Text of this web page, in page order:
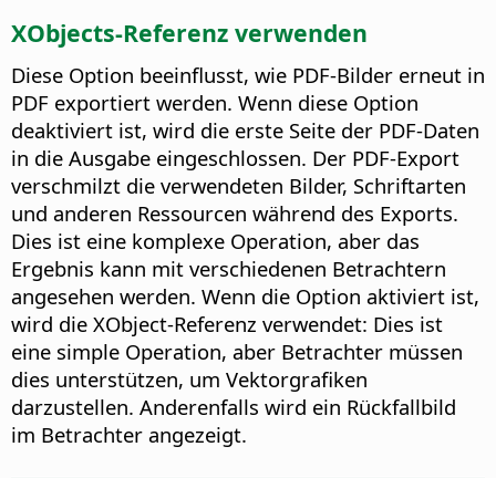
XObjects-Referenz verwenden
Diese Option beeinflusst, wie PDF-Bilder erneut in
PDF exportiert werden. Wenn diese Option
deaktiviert ist, wird die erste Seite der PDF-Daten
in die Ausgabe eingeschlossen. Der PDF-Export
verschmilzt die verwendeten Bilder, Schriftarten
und anderen Ressourcen während des Exports.
Dies ist eine komplexe Operation, aber das
Ergebnis kann mit verschiedenen Betrachtern
angesehen werden. Wenn die Option aktiviert ist,
wird die XObject-Referenz verwendet: Dies ist
eine simple Operation, aber Betrachter müssen
dies unterstützen, um Vektorgrafiken
darzustellen. Anderenfalls wird ein Rückfallbild
im Betrachter angezeigt.